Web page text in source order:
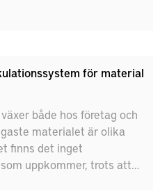
för material
både hos företag och
materialet är olika
finns det inget
uppkommer, trots att